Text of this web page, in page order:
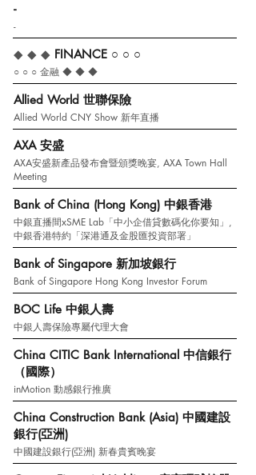
-
-
◆ ◆ ◆ FINANCE ○ ○ ○
○ ○ ○ 金融 ◆ ◆ ◆
Allied World 世聯保險
Allied World CNY Show 新年直播
AXA 安盛
AXA安盛新產品發布會暨頒獎晚宴, AXA Town Hall
Meeting
Bank of China (Hong Kong) 中銀香港
中銀直播間xSME Lab「中小企借貸數碼化你要知」,
中銀香港特約「深港通及金股匯投資部署」
Bank of Singapore 新加坡銀行
Bank of Singapore Hong Kong Investor Forum
BOC Life 中銀人壽
中銀人壽保險專屬代理大會
China CITIC Bank International 中信銀行
（國際）
inMotion 動感銀行推廣
China Construction Bank (Asia) 中國建設
銀行(亞洲)
中國建設銀行(亞洲) 新春貴賓晚宴